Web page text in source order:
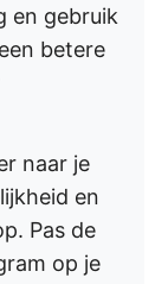
en gebruik
betere
naar je
en
Pas de
op je